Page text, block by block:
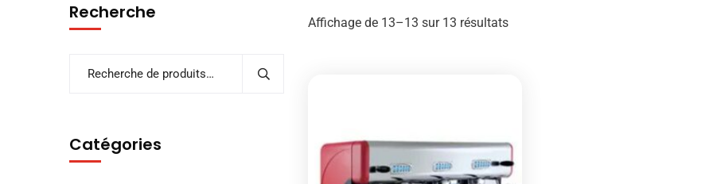
Affichage de 13–13 sur 13 résultats
Recherche
Catégories